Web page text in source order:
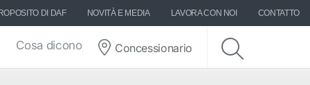
DI DAF NOVITÀ E MEDIA LAVORA CON NOI CONTATTO
Cosa dicono di DAFConcessionario